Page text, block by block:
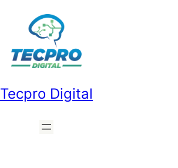
Tecpro Digital